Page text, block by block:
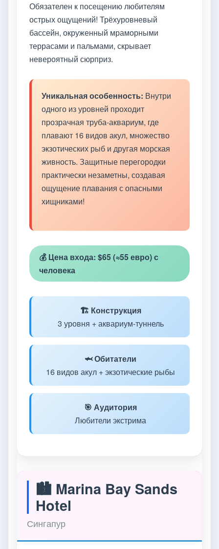
Обязателен к посещению любителям
острых ощущений! Трёхуровневый
бассейн, окруженный мраморными
террасами и пальмами, скрывает
невероятный сюрприз.
Уникальная особенность: Внутри
одного из уровней проходит
прозрачная труба-аквариум, где
плавают 16 видов акул, множество
экзотических рыб и другая морская
живность. Защитные перегородки
практически незаметны, создавая
ощущение плавания с опасными
хищниками!
💰 Цена входа: $65 (≈55 евро) с
человека
🏗️ Конструкция
3 уровня + аквариум-туннель
🦈 Обитатели
16 видов акул + экзотические рыбы
🎯 Аудитория
Любители экстрима
🏙️ Marina Bay Sands
Hotel
Сингапур